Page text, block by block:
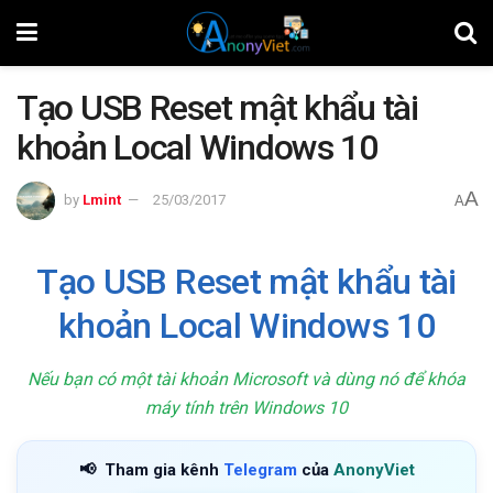
Tạo USB Reset mật khẩu tài
khoản Local Windows 10
by Lmint 25/03/2017 AA
Tạo USB Reset mật khẩu tài
khoản Local Windows 10
Nếu bạn có một tài khoản Microsoft và dùng nó để khóa
máy tính trên Windows 10
📢 Tham gia kênh Telegram của AnonyViet